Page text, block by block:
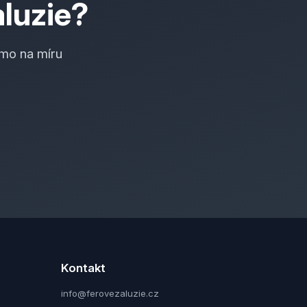
na míru
Kontakt
info@ferovezaluzie.cz